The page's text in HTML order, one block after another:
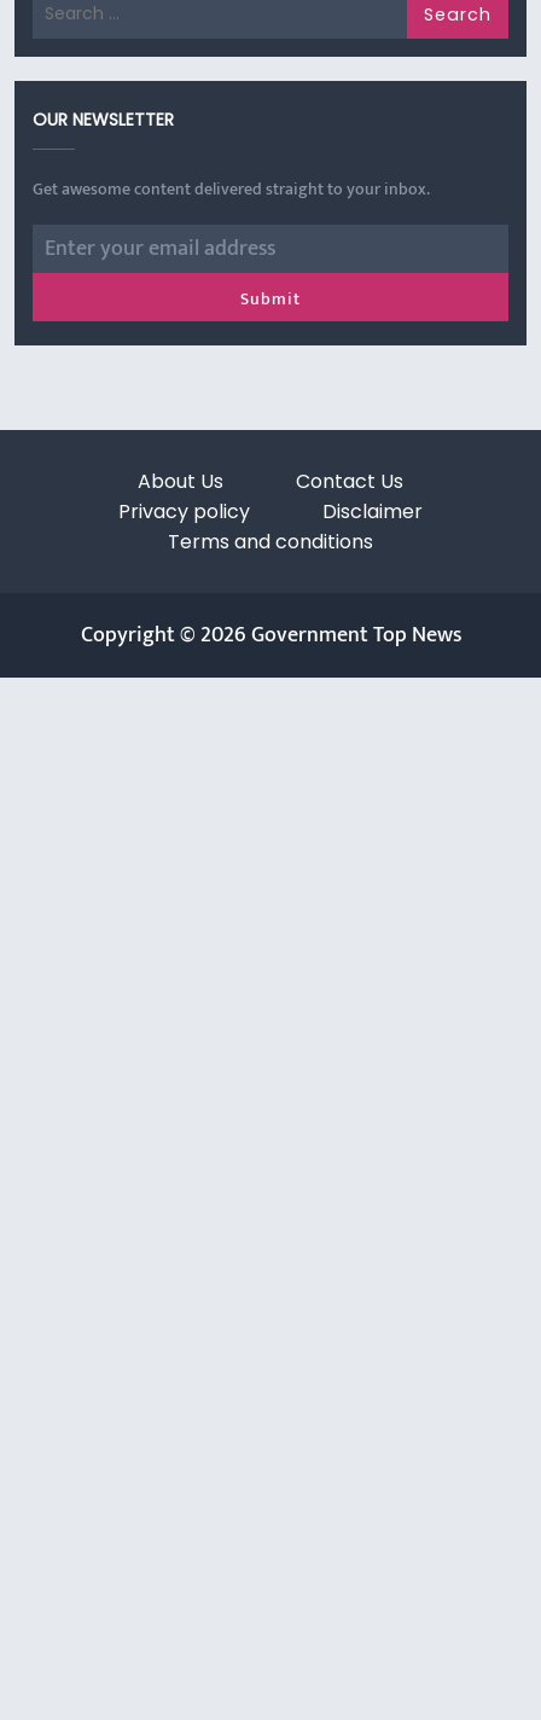
for:
OUR NEWSLETTER
Get awesome content delivered straight to your inbox.
About Us
Contact Us
Privacy policy
Disclaimer
Terms and conditions
Copyright © 2026 Government Top News